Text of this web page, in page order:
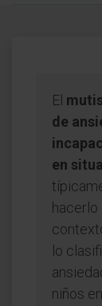
El
de
en
lo
niños